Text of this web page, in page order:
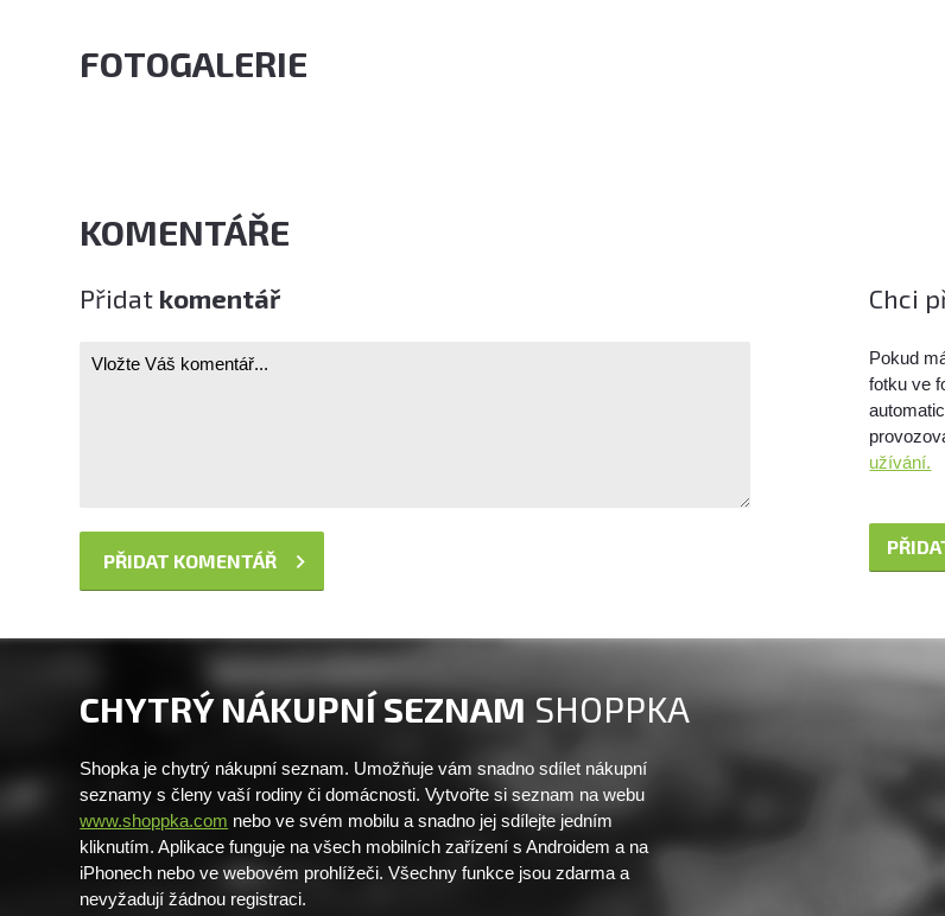
FOTOGALERIE
KOMENTÁŘE
Přidat komentář Chci
Pokud
fotku ve
užívání.
CHYTRÝ NÁKUPNÍ SEZNAM SHOPPKA
Shopka je chytrý nákupní seznam. Umožňuje vám snadno sdílet nákupní
seznamy s členy vaší rodiny či domácnosti. Vytvořte si seznam na webu
www.shoppka.com nebo ve svém mobilu a snadno jej sdílejte jedním
kliknutím. Aplikace funguje na všech mobilních zařízení s Androidem a na
iPhonech nebo ve webovém prohlížeči. Všechny funkce jsou zdarma a
nevyžadují žádnou registraci.